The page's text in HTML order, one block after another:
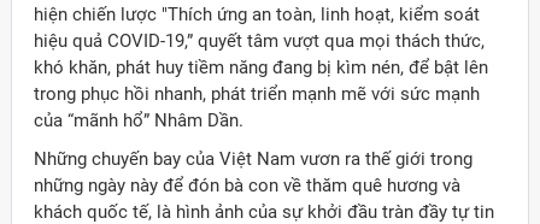
hiện chiến lược "Thích ứng an toàn, linh hoạt, kiểm soát
hiệu quả COVID-19,” quyết tâm vượt qua mọi thách thức,
khó khăn, phát huy tiềm năng đang bị kìm nén, để bật lên
trong phục hồi nhanh, phát triển mạnh mẽ với sức mạnh
của “mãnh hổ” Nhâm Dần.
Những chuyến bay của Việt Nam vươn ra thế giới trong
những ngày này để đón bà con về thăm quê hương và
khách quốc tế, là hình ảnh của sự khởi đầu tràn đầy tự tin